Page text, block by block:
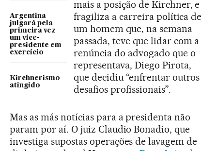
Argentina
julgará pela
primeira vez
um vice-
presidente em
exercício
Kirchnerismo
atingido
mais a posição de Kirchner, e
fragiliza a carreira política de
um homem que, na semana
passada, teve que lidar com a
renúncia do advogado que o
representava, Diego Pirota,
que decidiu “enfrentar outros
desafios profissionais”.
Mas as más notícias para a presidenta não
param por aí. O juiz Claudio Bonadio, que
investiga supostas operações de lavagem de